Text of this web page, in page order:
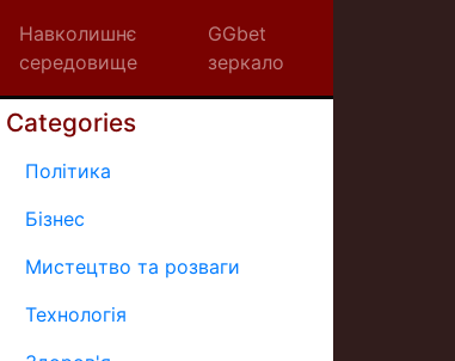
Навколишнє
середовище
GGbet
зеркало
Categories
Політика
Бізнес
Мистецтво та розваги
Технологія